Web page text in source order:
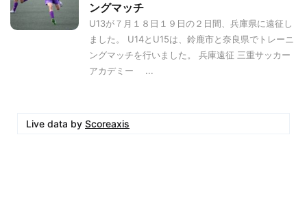
ングマッチ
U13が７月１８日１９日の２日間、兵庫県に遠征し
ました。 U14とU15は、鈴鹿市と奈良県でトレーニ
ングマッチを行いました。 兵庫遠征 三重サッカー
アカデミー ...
Live data by Scoreaxis